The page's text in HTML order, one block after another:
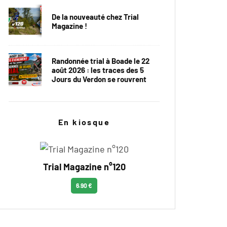
De la nouveauté chez Trial
Magazine !
Randonnée trial à Boade le 22
août 2026 : les traces des 5
Jours du Verdon se rouvrent
En kiosque
Trial Magazine n°120
6.90 €